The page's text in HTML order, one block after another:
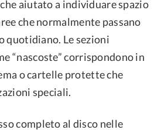
aiutato a individuare spazio
che normalmente passano
quotidiano. Le sezioni
“nascoste” corrispondono in
o cartelle protette che
speciali.
completo al disco nelle